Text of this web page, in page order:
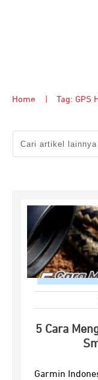
Home Tag: GPS
5 Cara
Garmin